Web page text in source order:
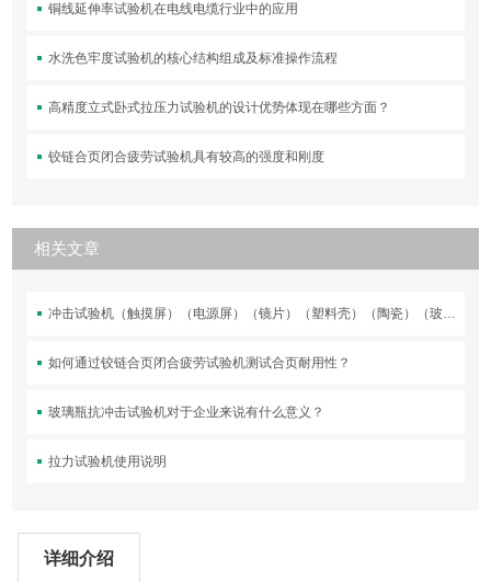
铜线延伸率试验机在电线电缆行业中的应用
水洗色牢度试验机的核心结构组成及标准操作流程
高精度立式卧式拉压力试验机的设计优势体现在哪些方面？
铰链合页闭合疲劳试验机具有较高的强度和刚度
相关文章
冲击试验机（触摸屏）（电源屏）（镜片）（塑料壳）（陶瓷）（玻璃）落球冲击测试机
如何通过铰链合页闭合疲劳试验机测试合页耐用性？
玻璃瓶抗冲击试验机对于企业来说有什么意义？
拉力试验机使用说明
详细介绍